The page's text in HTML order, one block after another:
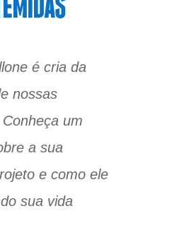
é cria da
nossas
um
a sua
e como ele
sua vida